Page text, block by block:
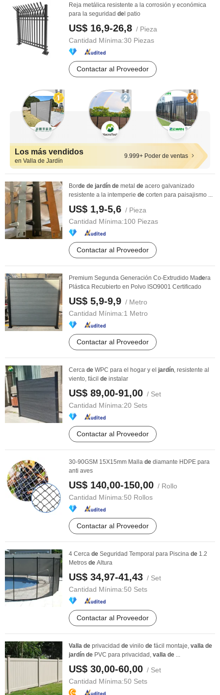
Reja metálica resistente a la corrosión y económica
para la seguridad de l patio
US$ 16,9-26,8 / Pieza
Cantidad Mínima:30 Piezas
Contactar al Proveedor
Los más vendidos
en Valla de Jardín
9.999+ Poder de ventas
Borde de jardín de metal de acero galvanizado
resistente a la intemperie de corten para paisajismo ...
US$ 1,9-5,6 / Pieza
Cantidad Mínima:100 Piezas
Contactar al Proveedor
Premium Segunda Generación Co-Extrudido Madera
Plástica Recubierto en Polvo ISO9001 Certificado
US$ 5,9-9,9 / Metro
Cantidad Mínima:1 Metro
Contactar al Proveedor
Cerca de WPC para el hogar y el jardín, resistente al
viento, fácil de instalar
US$ 89,00-91,00 / Set
Cantidad Mínima:20 Sets
Contactar al Proveedor
30-90GSM 15X15mm Malla de diamante HDPE para
anti aves
US$ 140,00-150,00 / Rollo
Cantidad Mínima:50 Rollos
Contactar al Proveedor
4 Cerca de Seguridad Temporal para Piscina de 1.2
Metros de Altura
US$ 34,97-41,43 / Set
Cantidad Mínima:50 Sets
Contactar al Proveedor
Valla de privacidad de vinilo de fácil montaje, valla de
jardín de PVC para privacidad, valla de ...
US$ 30,00-60,00 / Set
Cantidad Mínima:50 Sets